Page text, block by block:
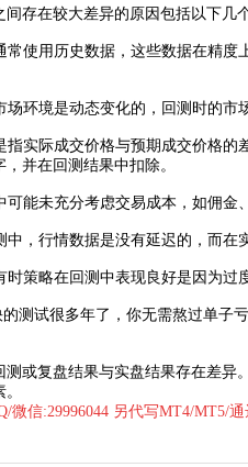
间存在较大差异的原因包括以下几
常使用历史数据，这些数据在精
场环境是动态变化的，回测时的市
指实际成交价格与预期成交价格
并在回测结果中扣除。
可能未充分考虑交易成本，如佣金
中，行情数据是没有延迟的，而在
时策略在回测中表现良好是因为过
测试很多年了，你无需熬过单子
测或复盘结果与实盘结果存在差
微信:29996044 另代写MT4/MT5/